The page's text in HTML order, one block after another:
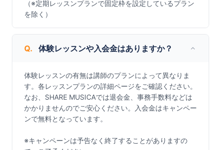
（※定期レッスンプランで固定枠を設定しているプラン
を除く）
Q. 体験レッスンや入会金はありますか？
体験レッスンの有無は講師のプランによって異なりま
す。各レッスンプランの詳細ページをご確認ください。
なお、SHARE MUSICAでは退会金、事務手数料などは
かかりませんのでご安心ください。入会金はキャンペー
ンで無料となっています。
※キャンペーンは予告なく終了することがありますの